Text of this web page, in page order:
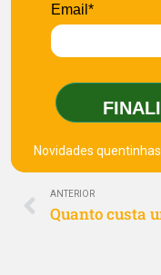
Email*
Novidades
ANTERIOR